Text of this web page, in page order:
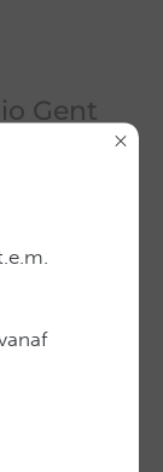
Gent
zo de zon
stof voor
het
de